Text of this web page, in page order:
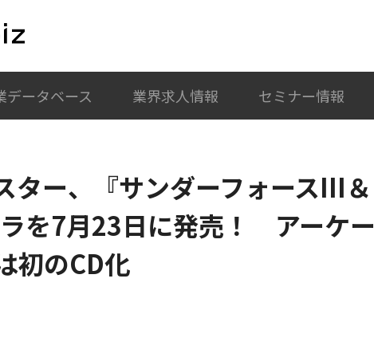
データベース 業界求人情報 セミナー情報
ター、『サンダーフォースIII＆
を7月23日に発売！ アーケー
初のCD化